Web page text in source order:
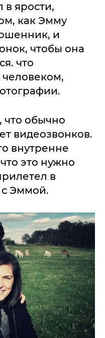
в ярости,
как Эмму
и
чтобы она
что
человеком,
что обычно
видеозвонков.
внутренне
это нужно
в
Эммой.